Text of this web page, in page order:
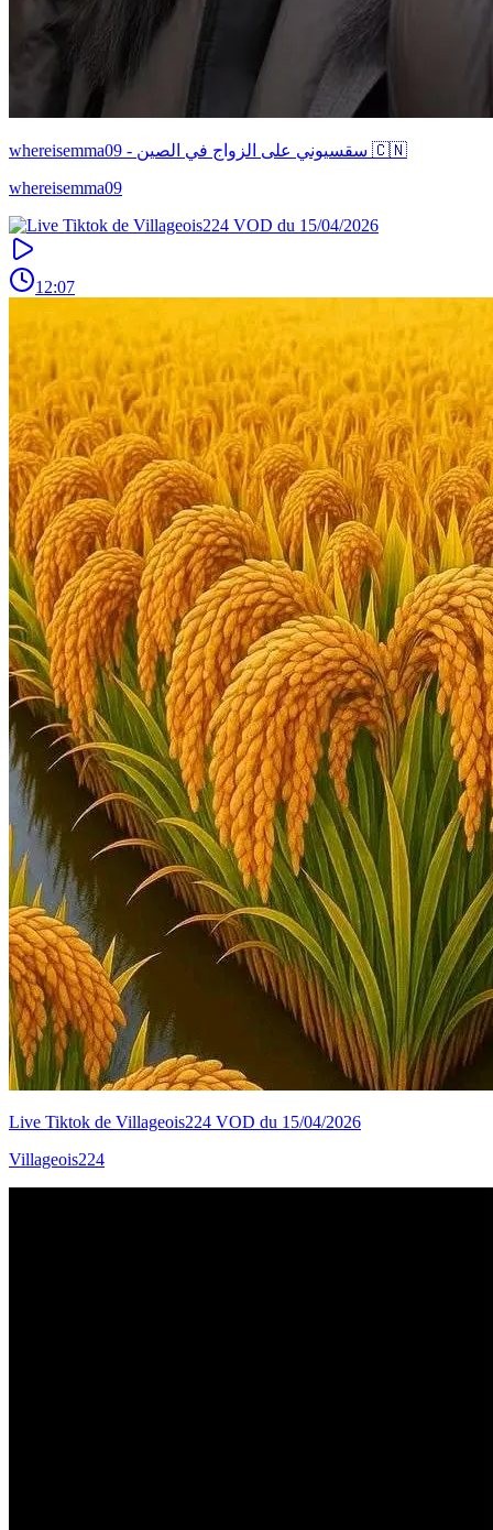
whereisemma09 - سقسيوني على الزواج في الصين 🇨🇳
whereisemma09
12:07
Live Tiktok de Villageois224 VOD du 15/04/2026
Villageois224